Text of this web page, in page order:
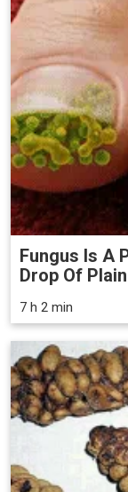
Fungus Is A
Drop Of
7 h 2 min